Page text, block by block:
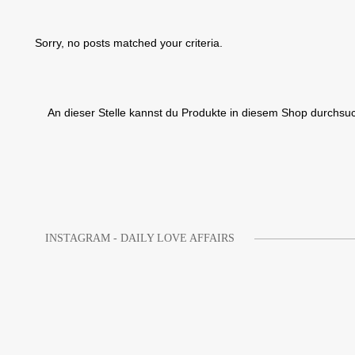
Sorry, no posts matched your criteria.
An dieser Stelle kannst du Produkte in diesem Shop
INSTAGRAM - DAILY LOVE AFFAIRS